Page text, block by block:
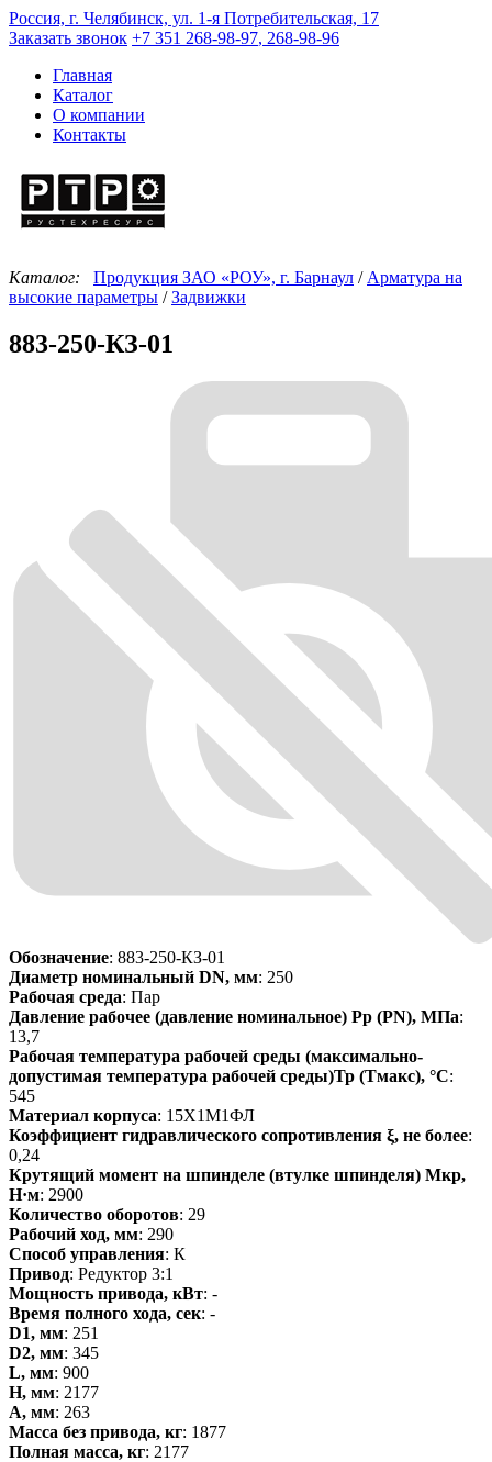
Россия, г. Челябинск, ул. 1-я Потребительская, 17
Заказать звонок +7 351 268-98-97, 268-98-96
Главная
Каталог
О компании
Контакты
Каталог: Продукция ЗАО «РОУ», г. Барнаул / Арматура на
высокие параметры /Задвижки
883-250-КЗ-01
Обозначение: 883-250-КЗ-01
Диаметр номинальный DN, мм: 250
Рабочая среда: Пар
Давление рабочее (давление номинальное) Pp (PN), МПа:
13,7
Рабочая температура рабочей среды (максимально-
допустимая температура рабочей среды)Тр (Тмакс), °С:
545
Материал корпуса: 15Х1М1ФЛ
Коэффициент гидравлического сопротивления ξ, не более:
0,24
Крутящий момент на шпинделе (втулке шпинделя) Мкр,
Н·м: 2900
Количество оборотов: 29
Рабочий ход, мм: 290
Способ управления: К
Привод: Редуктор 3:1
Мощность привода, кВт: -
Время полного хода, сек: -
D1, мм: 251
D2, мм: 345
L, мм: 900
H, мм: 2177
А, мм: 263
Масса без привода, кг: 1877
Полная масса, кг: 2177